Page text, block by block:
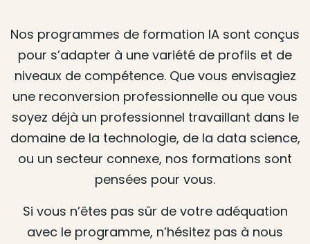
Nos programmes de formation IA sont conçus
pour s’adapter à une variété de profils et de
niveaux de compétence. Que vous envisagiez
une reconversion professionnelle ou que vous
soyez déjà un professionnel travaillant dans le
domaine de la technologie, de la data science,
ou un secteur connexe, nos formations sont
pensées pour vous.
Si vous n’êtes pas sûr de votre adéquation
avec le programme, n’hésitez pas à nous